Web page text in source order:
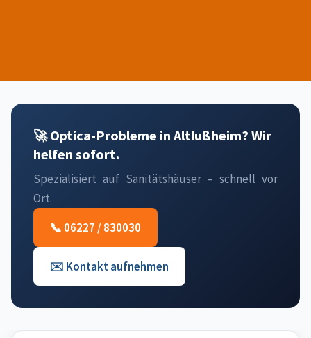
🚀 Optica-Probleme in Altlußheim? Wir
helfen sofort.
Spezialisiert auf Sanitätshäuser – schnell vor
Ort.
📞 06227 / 830030
✉️ Kontakt aufnehmen